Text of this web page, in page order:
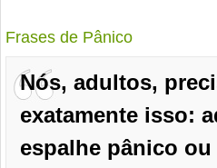
Frases de Pânico
Nós, adultos,
exatamente isso:
espalhe pânico ou